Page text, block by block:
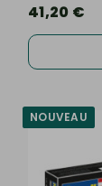
41,20 €
NOUVEAU